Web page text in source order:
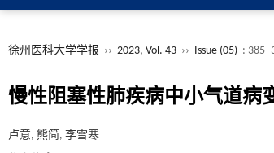
徐州医科大学学报 ›› 2023, Vol. 43 ›› Issue (05) : 385 -
慢性阻塞性肺疾病中小气道病
卢意, 熊简, 李雪寒